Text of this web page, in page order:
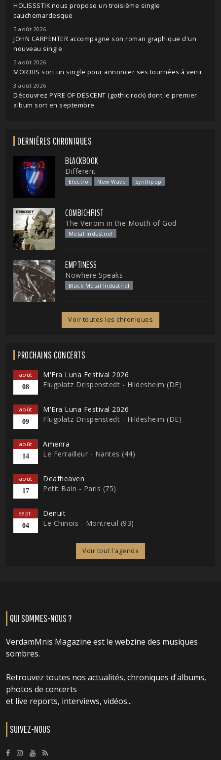
HOLISSSTIK nous propose un troisième single
cauchemardesque
5 août 2026
JOHN CARPENTER accompagne son roman graphique d'un
nouveau single
5 août 2026
MORTIIS sort un single pour annoncer ses tournées à venir
3 août 2026
Découvrez PYRE OF DESCENT (gothic rock) dont le premier
album sort en septembre
DERNIÈRES CHRONIQUES
BLACKBOOK
Different
Electro New Wave Synthpop
COMBICHRIST
The Venom in the Mouth of God
Metal Industriel
EMPTINESS
Nowhere Speaks
Black Metal Industriel
Voir toutes les chroniques
PROCHAINS CONCERTS
août
08
M'Era Luna Festival 2026
Flugplatz Drispenstedt - Hildesheim (DE)
août
09
M'Era Luna Festival 2026
Flugplatz Drispenstedt - Hildesheim (DE)
août
14
Amenra
Le Ferrailleur - Nantes (44)
août
17
Deafheaven
Petit Bain - Paris (75)
sept.
04
Denuit
Le Chinois - Montreuil (93)
Voir tout l'agenda
QUI SOMMES-NOUS ?
VerdamMnis Magazine est le webzine des musiques
sombres.
Retrouvez toutes nos actualités, chroniques d'albums,
photos de concerts
et live reports, interviews, vidéos...
SUIVEZ-NOUS